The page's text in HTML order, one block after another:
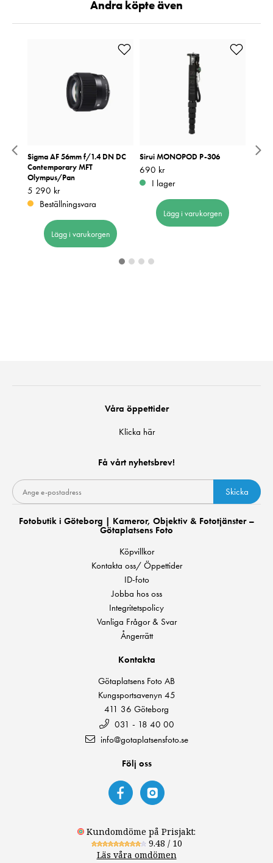
Andra köpte även
Sigma AF 56mm f/1.4 DN DC
Contemporary MFT
Olympus/Pan
Pris:5 290 kr
5 290 kr
Beställningsvara
Lägg i varukorgen
Sirui MONOPOD P-306
Pris: 690 kr
690 kr
I lager
Lägg i varukorgen
Våra öppettider
Klicka här
Få vårt nyhetsbrev!
Skicka
Fotobutik i Göteborg | Kameror, Objektiv & Fototjänster –
Götaplatsens Foto
Köpvillkor
Kontakta oss/ Öppettider
ID-foto
Jobba hos oss
Integritetspolicy
Vanliga Frågor & Svar
Ångerrätt
Kontakta
Götaplatsens Foto AB
Kungsportsavenyn 45
411 36 Göteborg
031 - 18 40 00
info@gotaplatsensfoto.se
Följ oss